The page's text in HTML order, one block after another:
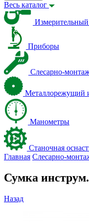
Весь каталог
Приборы
Слесарно-
Металлорежущий
Манометры
Станочная
Главная Слесарно-
Сумка
Назад